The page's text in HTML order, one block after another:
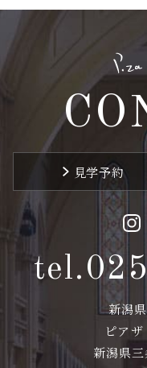
見学予約
新潟
ピア
新潟県